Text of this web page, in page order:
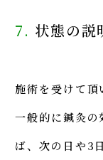
7. 状態の説
施術を受けて頂
一般的に鍼灸の
ば、次の日や3